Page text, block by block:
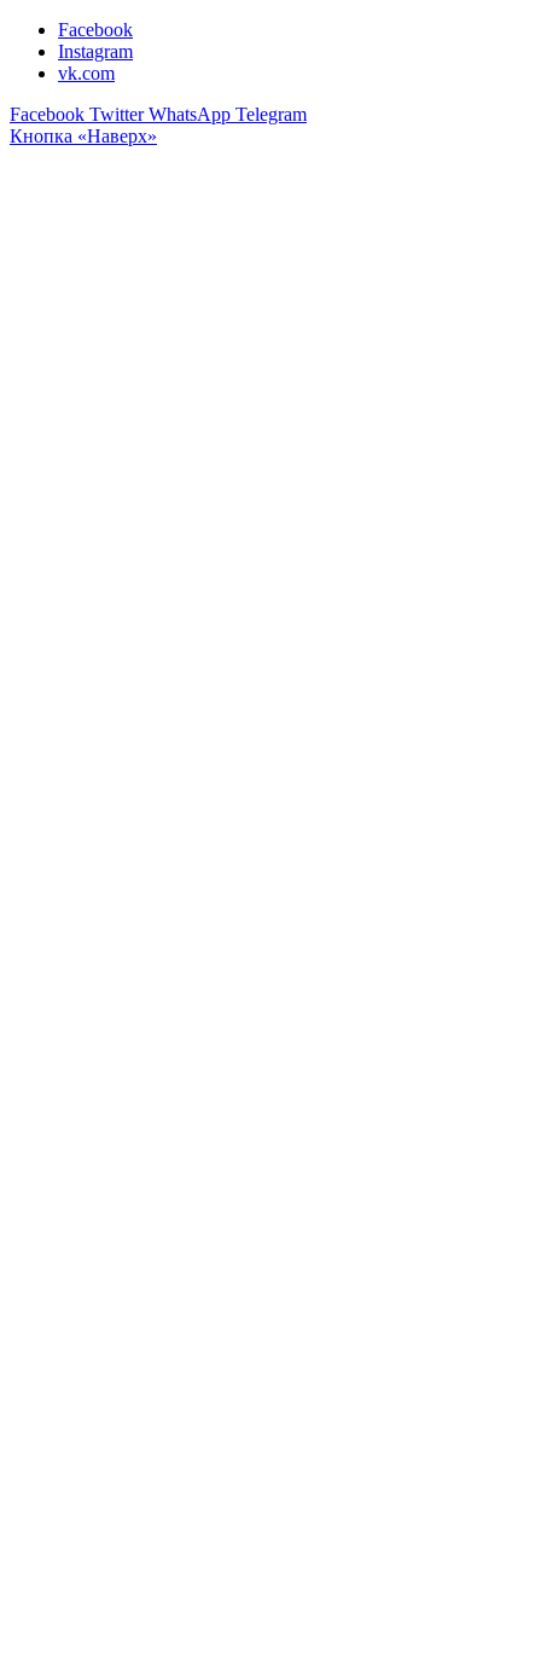
Facebook
Instagram
vk.com
Facebook Twitter WhatsApp Telegram
Кнопка «Наверх»